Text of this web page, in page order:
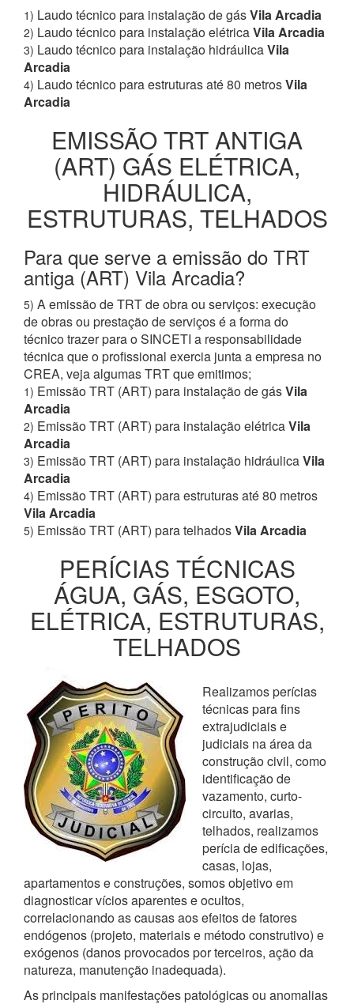
1) Laudo técnico para instalação de gásVila Arcadia
2) Laudo técnico para instalação elétricaVila Arcadia
3) Laudo técnico para instalação hidráulicaVila
Arcadia
4) Laudo técnico para estruturas até 80 metrosVila
Arcadia
EMISSÃO TRT ANTIGA
(ART) GÁS ELÉTRICA,
HIDRÁULICA,
ESTRUTURAS, TELHADOS
Para que serve a emissão do TRT
antiga (ART) Vila Arcadia?
5) A emissão de TRT de obra ou serviços: execução
de obras ou prestação de serviços é a forma do
técnico trazer para o SINCETI a responsabilidade
técnica que o profissional exercia junta a empresa no
CREA, veja algumas TRT que emitimos;
1) Emissão TRT (ART) para instalação de gásVila
Arcadia
2) Emissão TRT (ART) para instalação elétricaVila
Arcadia
3) Emissão TRT (ART) para instalação hidráulicaVila
Arcadia
4) Emissão TRT (ART) para estruturas até 80 metros
Vila Arcadia
5) Emissão TRT (ART) para telhadosVila Arcadia
PERÍCIAS TÉCNICAS
ÁGUA, GÁS, ESGOTO,
ELÉTRICA, ESTRUTURAS,
TELHADOS
Realizamos perícias
técnicas para fins
extrajudiciais e
judiciais na área da
construção civil, como
identificação de
vazamento, curto-
circuito, avarias,
telhados, realizamos
perícia de edificações,
casas, lojas,
apartamentos e construções, somos objetivo em
diagnosticar vícios aparentes e ocultos,
correlacionando as causas aos efeitos de fatores
endógenos (projeto, materiais e método construtivo) e
exógenos (danos provocados por terceiros, ação da
natureza, manutenção inadequada).
As principais manifestações patológicas ou anomalias